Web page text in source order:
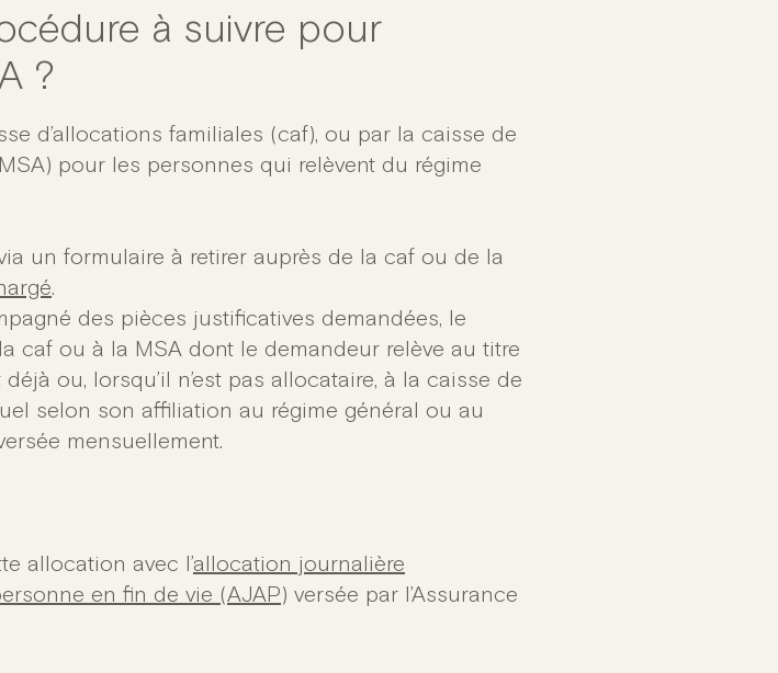
à suivre pour
?
d’allocations familiales (caf), ou par la caisse de
pour les personnes qui relèvent du régime
un formulaire à retirer auprès de la caf ou de la
.
des pièces justificatives demandées, le
caf ou à la MSA dont le demandeur relève au titre
ou, lorsqu’il n’est pas allocataire, à la caisse de
selon son affiliation au régime général ou au
mensuellement.
allocation avec l’allocation journalière
en fin de vie (AJAP) versée par l’Assurance